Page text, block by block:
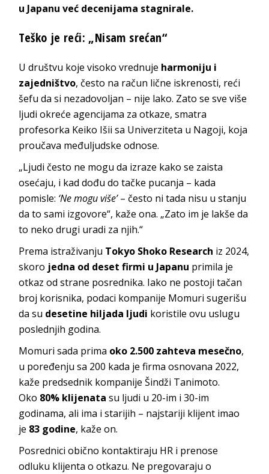
u Japanu već decenijama stagnirale.
Teško je reći: „Nisam srećan“
U društvu koje visoko vrednuje harmoniju i
zajedništvo, često na račun lične iskrenosti, reći
šefu da si nezadovoljan – nije lako. Zato se sve više
ljudi okreće agencijama za otkaze, smatra
profesorka Keiko Išii sa Univerziteta u Nagoji, koja
proučava međuljudske odnose.
„Ljudi često ne mogu da izraze kako se zaista
osećaju, i kad dođu do tačke pucanja – kada
pomisle: ‘Ne mogu više’– često ni tada nisu u stanju
da to sami izgovore“, kaže ona. „Zato im je lakše da
to neko drugi uradi za njih.“
Prema istraživanju Tokyo Shoko Research iz 2024,
skoro jedna od deset firmi u Japanu primila je
otkaz od strane posrednika. Iako ne postoji tačan
broj korisnika, podaci kompanije Momuri sugerišu
da su desetine hiljada ljudi koristile ovu uslugu
poslednjih godina.
Momuri sada prima oko 2.500 zahteva mesečno,
u poređenju sa 200 kada je firma osnovana 2022,
kaže predsednik kompanije Šindži Tanimoto.
Oko 80% klijenata su ljudi u 20-im i 30-im
godinama, ali ima i starijih – najstariji klijent imao
je 83 godine, kaže on.
Posrednici obično kontaktiraju HR i prenose
odluku klijenta o otkazu. Ne pregovaraju o